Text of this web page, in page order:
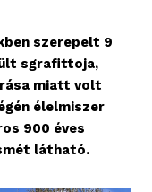
szerepelt 9
sgrafittoja,
miatt volt
élelmiszer
900 éves
látható.